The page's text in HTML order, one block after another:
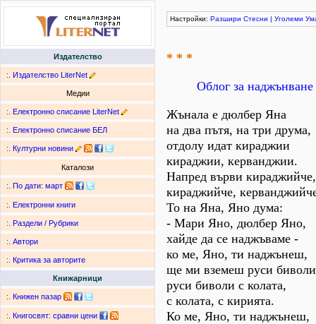
Издателство
:. Издателство LiterNet
Медии
:. Електронно списание LiterNet
:. Електронно списание БЕЛ
:. Културни новини
Каталози
:. По дати: март
:. Електронни книги
:. Раздели / Рубрики
:. Автори
:. Критика за авторите
Книжарници
:. Книжен пазар
:. Книгосвят: сравни цени
Настройки: Разшири Стесни | Уголеми
* * *
Облог за
Жънала е дюлбер Яна
на два пътя, на три друма,
отдолу идат кираджии
кираджии, керванджии.
Напред върви кираджийче,
кираджийче,
То на Яна, Яно дума:
- Мари Яно, дюлбер Яно,
хайде да се наджъваме -
ко ме, Яно, ти наджънеш,
ще ми вземеш руси
руси биволи с колата,
с колата, с кирията.
Ко ме, Яно, ти наджънеш,